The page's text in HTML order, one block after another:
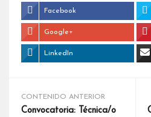
Facebook
Google+
LinkedIn
CONTENIDO ANTERIOR
Convocatoria: Técnica/o